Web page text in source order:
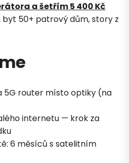
a šetřím 5 400 Kč
byt 50+ patrový dům, story z
5G router místo optiky (na
internetu — krok za
6 měsíců s satelitním